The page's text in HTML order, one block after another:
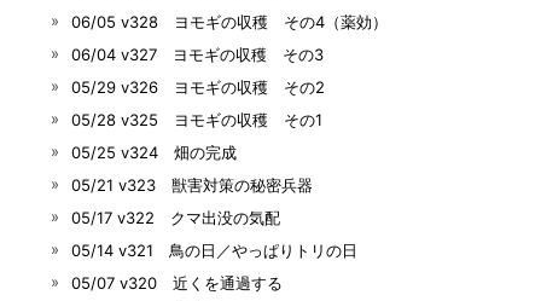
06/05 v328 ヨモギの収穫 その4（薬効）
06/04 v327 ヨモギの収穫 その3
05/29 v326 ヨモギの収穫 その2
05/28 v325 ヨモギの収穫 その1
05/25 v324 畑の完成
05/21 v323 獣害対策の秘密兵器
05/17 v322 クマ出没の気配
05/14 v321 鳥の日／やっぱりトリの日
05/07 v320 近くを通過する